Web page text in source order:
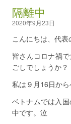
隔離中
2020年9月23日
こんにちは、代表
皆さんコロナ禍
ごしでしょうか？
私は９月16日から
ベトナムでは入
中です。泣